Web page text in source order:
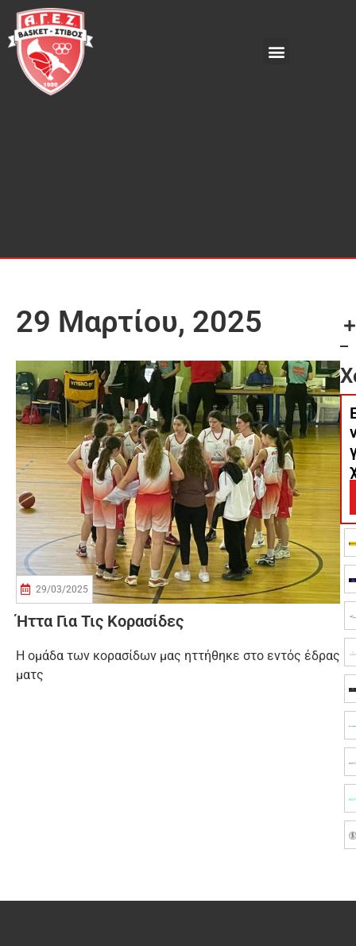
29 Μαρτίου, 2025
29/03/2025
Ήττα Για Τις Κορασίδες
Η ομάδα των κορασίδων μας ηττήθηκε στο εντός έδρας
ματς